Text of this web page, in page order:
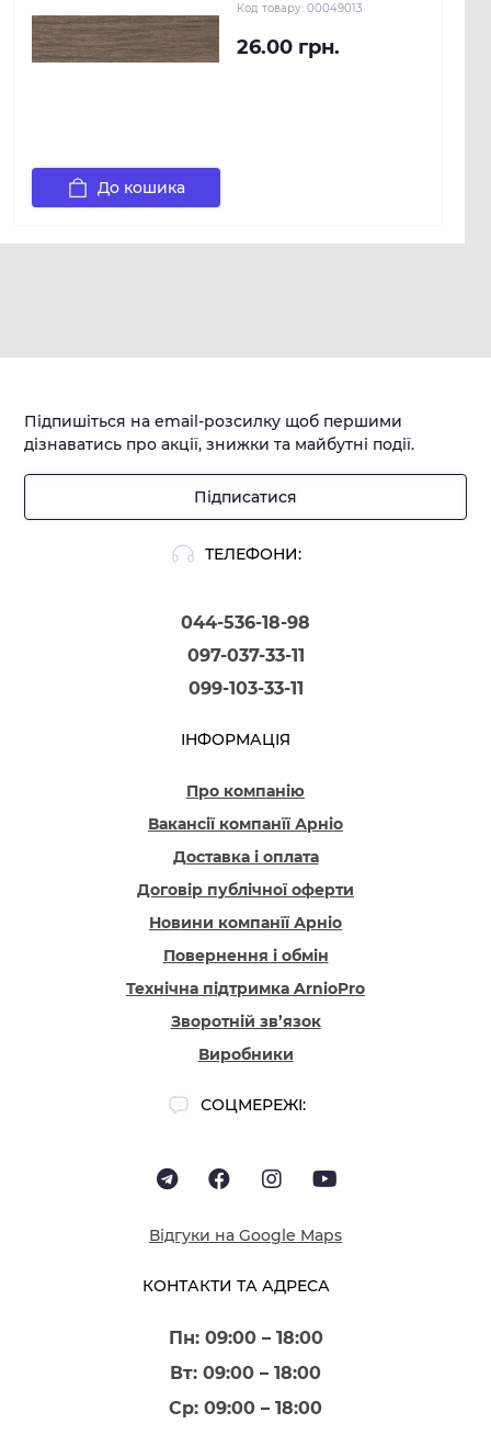
Код товару: 00049013
26.00 грн.
До кошика
ТЕЛЕФОНИ:
044-536-18-98
097-037-33-11
099-103-33-11
Підпишіться на email-розсилку щоб першими
дізнаватись про акції, знижки та майбутні події.
Підписатися
КОНТАКТИ ТА АДРЕСА
Пн: 09:00 – 18:00
Вт: 09:00 – 18:00
Ср: 09:00 – 18:00
ІНФОРМАЦІЯ
Про компанію
Вакансії компанїї Арніо
Доставка і оплата
Договір публічної оферти
Новини компанїї Арніо
Повернення і обмін
Технічна підтримка ArnioPro
Зворотній зв’язок
Виробники
СОЦМЕРЕЖІ:
Відгуки на Google Maps